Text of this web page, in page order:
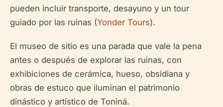
pueden incluir transporte, desayuno y un tour
guiado por las ruinas (Yonder Tours).
El museo de sitio es una parada que vale la pena
antes o después de explorar las ruinas, con
exhibiciones de cerámica, hueso, obsidiana y
obras de estuco que iluminan el patrimonio
dinástico y artístico de Toniná.